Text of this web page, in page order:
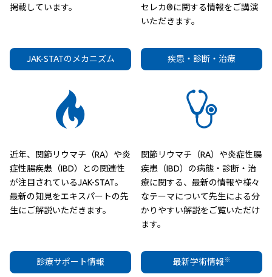
掲載しています。
セレカ®に関する情報をご講演
いただきます。
JAK-STATのメカニズム
近年、関節リウマチ（RA）や炎
症性腸疾患（IBD）との関連性
が注目されているJAK-STAT。
最新の知見をエキスパートの先
生にご解説いただきます。
疾患・診断・治療
関節リウマチ（RA）や炎症性腸
疾患（IBD）の病態・診断・治
療に関する、最新の情報や様々
なテーマについて先生による分
かりやすい解説をご覧いただけ
ます。
診療サポート情報 最新学術情報※